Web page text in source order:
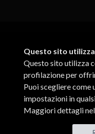
Questo sito
Questo sito utilizza
profilazione per
Puoi scegliere
impostazioni in
Maggiori dettagli